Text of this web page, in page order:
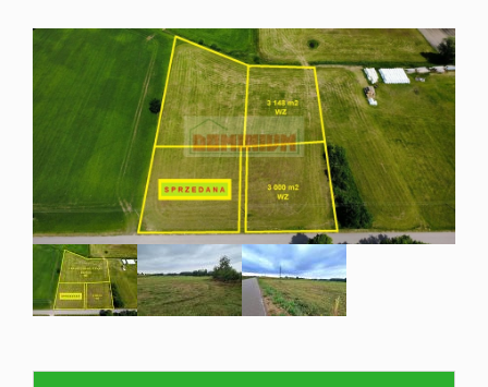
OFERTA
NAJMU